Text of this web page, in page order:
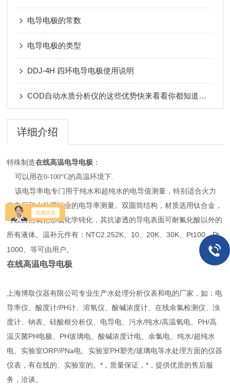
电导电极的常数
电导电极的类型
DDJ-4H 四环电导电极使用说明
COD自动水质分析仪的这些优势快来看看你都知道吗？
详细介绍
特殊制造在线高温电导电极 ：
可以用在0-100°C的高温环境下.
该电导率电专门用于纯水和超纯水的电导值测量，特别适合火力
发电厂和水处理行业的电导率测量。双圆筒结构，材质选用钛合金，
可以自然氧化形成化学钝化，其抗渗透的导电表面可耐氟化酸以外的
所有液体。温补元件有： NTC2.252K、 10、20K、30K、 Pt100、Pt
1000、等可由用户。
在线高温电导电极
上海博取仪器有限公司专业生产水处理分析仪表和电的厂家，如：电
导率仪、酸度计/PH计、溶氧仪、酸碱浓度计、在线余氯检测仪、浊
度计、钠表、硅酸根分析仪、电导电、污水/纯水/高温氧电、PH/高
温灭菌PH电极、PH玻璃电、酸碱浓度计电、余氯电、纯水/超纯水
电、实验室ORP/PNa电、实验室PH塑壳/玻璃电等水处理方面的仪器
仪表，有在线的、实验室的。*，质量保证，*，提供优质的售后服
务，洽谈。